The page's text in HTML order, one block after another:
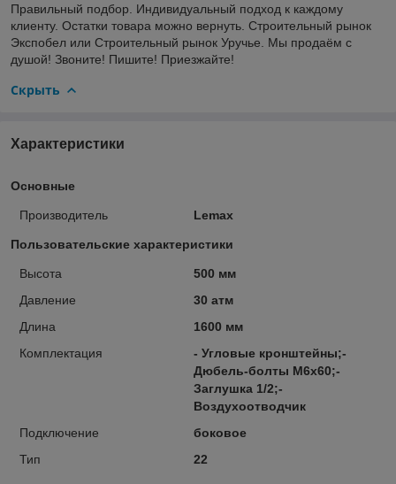
Правильный подбор. Индивидуальный подход к каждому
клиенту. Остатки товара можно вернуть. Строительный рынок
Экспобел или Строительный рынок Уручье. Мы продаём с
душой! Звоните! Пишите! Приезжайте!
Скрыть
Характеристики
Основные
Производитель Lemax
Пользовательские характеристики
Высота
500 мм
Давление
30 атм
Длина
1600 мм
Комплектация
- Угловые кронштейны;-
Дюбель-болты М6х60;-
Заглушка 1/2;-
Воздухоотводчик
Подключение
боковое
Тип
22